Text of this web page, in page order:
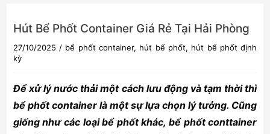
Hút Bể Phốt Container Giá Rẻ Tại Hải Phòng
27/10/2025 / bể phốt container, hút bể phốt, hút bể phốt định
kỳ
Để xử lý nước thải một cách lưu động và tạm thời thì
bể phốt container là một sự lựa chọn lý tưởng. Cũng
giống như các loại bể phốt khác, bể phốt conttainer